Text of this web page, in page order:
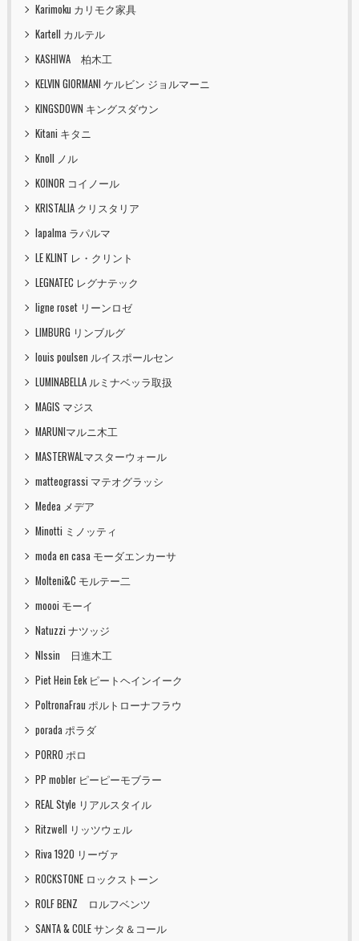
Karimoku カリモク家具
Kartell カルテル
KASHIWA 柏木工
KELVIN GIORMANI ケルビン ジョルマーニ
KINGSDOWN キングスダウン
Kitani キタニ
Knoll ノル
KOINOR コイノール
KRISTALIA クリスタリア
lapalma ラパルマ
LE KLINT レ・クリント
LEGNATEC レグナテック
ligne roset リーンロゼ
LIMBURG リンブルグ
louis poulsen ルイスポールセン
LUMINABELLA ルミナベッラ取扱
MAGIS マジス
MARUNIマルニ木工
MASTERWALマスターウォール
matteograssi マテオグラッシ
Medea メデア
Minotti ミノッティ
moda en casa モーダエンカーサ
Molteni&C モルテー二
moooi モーイ
Natuzzi ナツッジ
NIssin 日進木工
Piet Hein Eek ピートヘインイーク
PoltronaFrau ポルトローナフラウ
porada ポラダ
PORRO ポロ
PP mobler ピーピーモブラー
REAL Style リアルスタイル
Ritzwell リッツウェル
Riva 1920 リーヴァ
ROCKSTONE ロックストーン
ROLF BENZ ロルフベンツ
SANTA & COLE サンタ＆コール